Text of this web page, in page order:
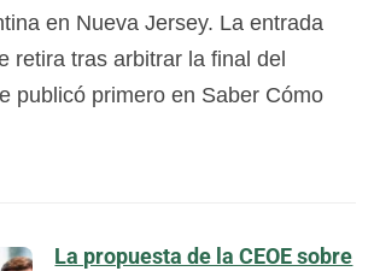
en Nueva Jersey. La entrada
retira tras arbitrar la final del
publicó primero en Saber Cómo
La propuesta de la CEOE sobre